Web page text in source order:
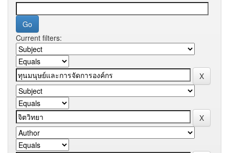
Current filters: